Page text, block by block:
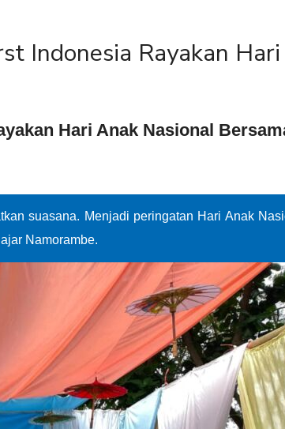
Indonesia Rayakan Hari
Hari Anak Nasional
suasana. Menjadi peringatan Hari Anak
Namorambe.